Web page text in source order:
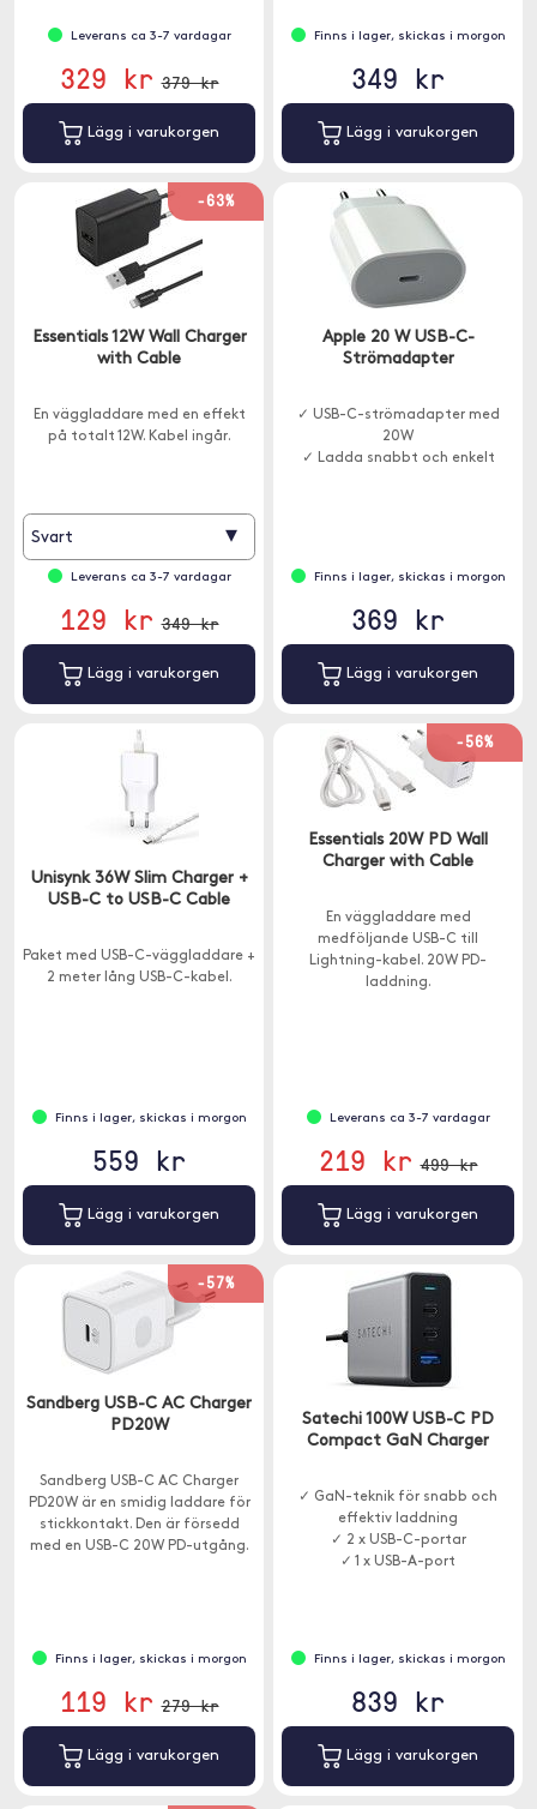
Leverans ca 3-7 vardagar
329 kr 379 kr
Lägg i varukorgen
Finns i lager, skickas i morgon
349 kr
Lägg i varukorgen
-63%
Essentials 12W Wall Charger
with Cable
En väggladdare med en effekt
på totalt 12W. Kabel ingår.
Svart ▾
Leverans ca 3-7 vardagar
129 kr 349 kr
Lägg i varukorgen
Apple 20 W USB-C-
Strömadapter
✓ USB-C-strömadapter med
20W
✓ Ladda snabbt och enkelt
Finns i lager, skickas i morgon
369 kr
Lägg i varukorgen
Unisynk 36W Slim Charger +
USB-C to USB-C Cable
Paket med USB-C-väggladdare +
2 meter lång USB-C-kabel.
Finns i lager, skickas i morgon
559 kr
Lägg i varukorgen
-56%
Essentials 20W PD Wall
Charger with Cable
En väggladdare med
medföljande USB-C till
Lightning-kabel. 20W PD-
laddning.
Leverans ca 3-7 vardagar
219 kr 499 kr
Lägg i varukorgen
-57%
Sandberg USB-C AC Charger
PD20W
Sandberg USB-C AC Charger
PD20W är en smidig laddare för
stickkontakt. Den är försedd
med en USB-C 20W PD-utgång.
Finns i lager, skickas i morgon
119 kr 279 kr
Lägg i varukorgen
Satechi 100W USB-C PD
Compact GaN Charger
✓ GaN-teknik för snabb och
effektiv laddning
✓ 2 x USB-C-portar
✓ 1 x USB-A-port
Finns i lager, skickas i morgon
839 kr
Lägg i varukorgen